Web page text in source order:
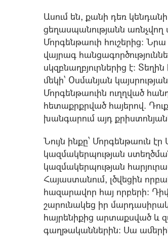
Ասում են, քանի դեռ կենդանի
ցեղասպանությանն
Մորգենթաուի հուշերից: Նրա
վայրագ
սկզբնաղբյուրներից է:
մեկի` Օսմանյան
Մորգենթաուին ուղղված
հետաքրքրված հայերով.
խանգարում այդ
Նույն ինքը՝ Մորգենթաուն
կազմակերպության
կազմակերպության
Հայաստանում, լծվեցին
հազարավոր հայ որբերի:
շարունակեց իր
հայրենիքից արտաքսված և
գաղթականներին: Սա